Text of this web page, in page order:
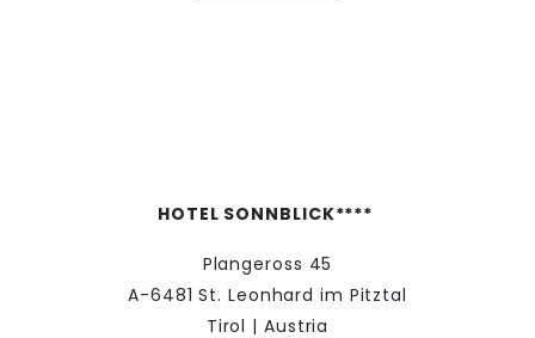
HOTEL SONNBLICK****
Plangeross 45
A-6481 St. Leonhard im Pitztal
Tirol | Austria